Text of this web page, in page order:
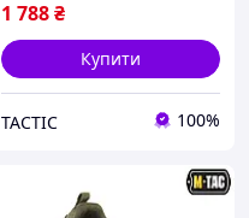
1 788₴
Купити
TACTIC 100%